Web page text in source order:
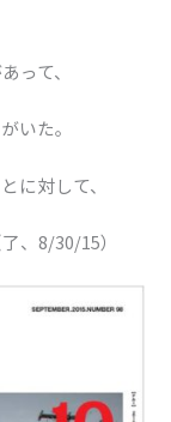
って、
いた。
に対して、
、8/30/15）